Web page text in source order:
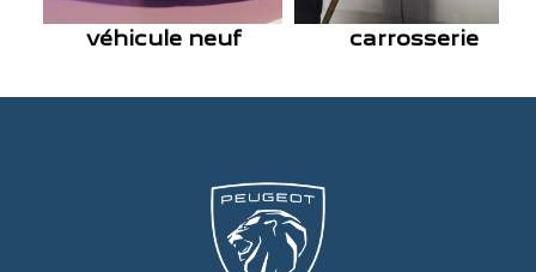
véhicule neuf carrosserie